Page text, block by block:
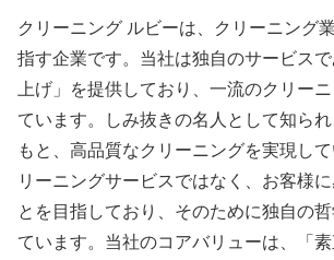
クリーニング ルビーは、クリーニング
指す企業です。当社は独自のサービス
上げ」を提供しており、一流のクリー
ています。しみ抜きの名人として知ら
もと、高品質なクリーニングを実現し
リーニングサービスではなく、お客様
とを目指しており、そのために独自の
ています。当社のコアバリューは、「